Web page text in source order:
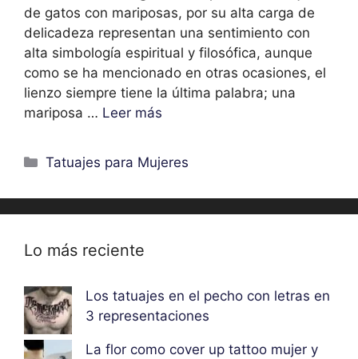
de gatos con mariposas, por su alta carga de
delicadeza representan una sentimiento con
alta simbología espiritual y filosófica, aunque
como se ha mencionado en otras ocasiones, el
lienzo siempre tiene la última palabra; una
mariposa … Leer más
Categorías
Tatuajes para Mujeres
Lo más reciente
Los tatuajes en el pecho con letras en
3 representaciones
La flor como cover up tattoo mujer y